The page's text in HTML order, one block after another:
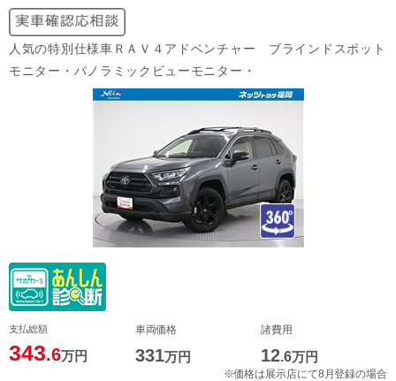
人気の特別仕様車ＲＡＶ４アドベンチャー ブラインドスポット
モニター・パノラミックビューモニター・
支払総額
343.6万円
車両価格
331万円
諸費用
12.6万円
※価格は展示店にて8月登録の場合